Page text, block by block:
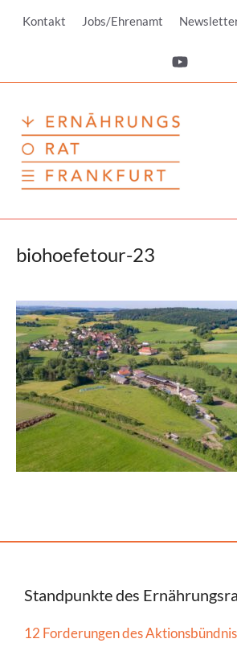
InhaltKontakt Jobs/Ehrenamt
biohoefetour-23
Standpunkte des
12 Forderungen des